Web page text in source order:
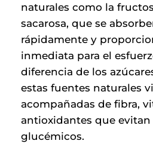
naturales como la
sacarosa, que se
rápidamente y
inmediata para el
diferencia de los
estas fuentes naturales
acompañadas de fibra,
antioxidantes que evitan
glucémicos.